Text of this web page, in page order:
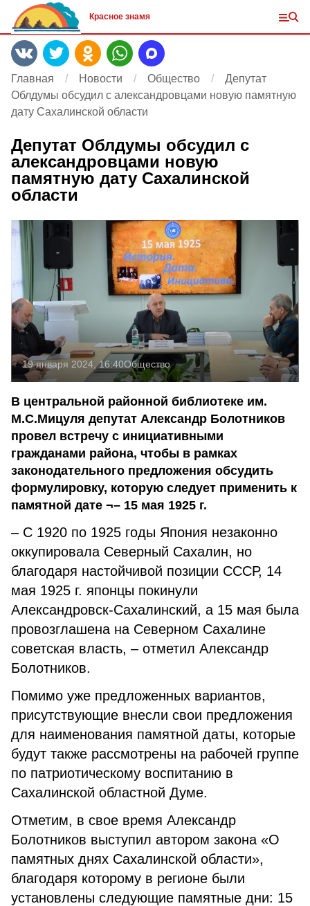
Красное знамя
Главная Новости Общество
Депутат
Облдумы обсудил с александровцами новую памятную
дату Сахалинской области
Депутат Облдумы обсудил с
александровцами новую
памятную дату Сахалинской
области
19 января 2024, 16:40Общество
В центральной районной библиотеке им.
М.С.Мицуля депутат Александр Болотников
провел встречу с инициативными
гражданами района, чтобы в рамках
законодательного предложения обсудить
формулировку, которую следует применить к
памятной дате ¬– 15 мая 1925 г.
– С 1920 по 1925 годы Япония незаконно
оккупировала Северный Сахалин, но
благодаря настойчивой позиции СССР, 14
мая 1925 г. японцы покинули
Александровск-Сахалинский, а 15 мая была
провозглашена на Северном Сахалине
советская власть, – отметил Александр
Болотников.
Помимо уже предложенных вариантов,
присутствующие внесли свои предложения
для наименования памятной даты, которые
будут также рассмотрены на рабочей группе
по патриотическому воспитанию в
Сахалинской областной Думе.
Отметим, в свое время Александр
Болотников выступил автором закона «О
памятных днях Сахалинской области»,
благодаря которому в регионе были
установлены следующие памятные дни: 15